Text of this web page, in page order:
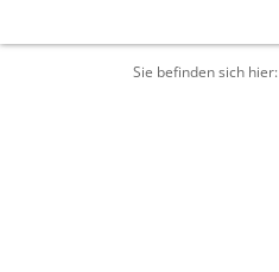
Sie befinden sich hier: